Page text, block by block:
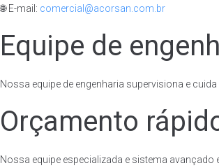
🌐 E-mail: comercial@acorsan.com.br
Equipe de
Nossa equipe de engenharia supervisiona e
Orçamento
Nossa equipe especializada e sistema